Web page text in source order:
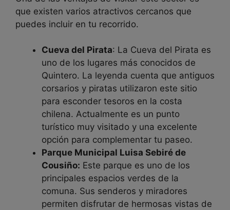
que existen varios atractivos cercanos que
puedes incluir en tu recorrido.
Cueva del Pirata: La Cueva del Pirata es
uno de los lugares más conocidos de
Quintero. La leyenda cuenta que antiguos
corsarios y piratas utilizaron este sitio
para esconder tesoros en la costa
chilena. Actualmente es un punto
turístico muy visitado y una excelente
opción para complementar tu paseo.
Parque Municipal Luisa Sebiré de
Cousiño: Este parque es uno de los
principales espacios verdes de la
comuna. Sus senderos y miradores
permiten disfrutar de hermosas vistas de